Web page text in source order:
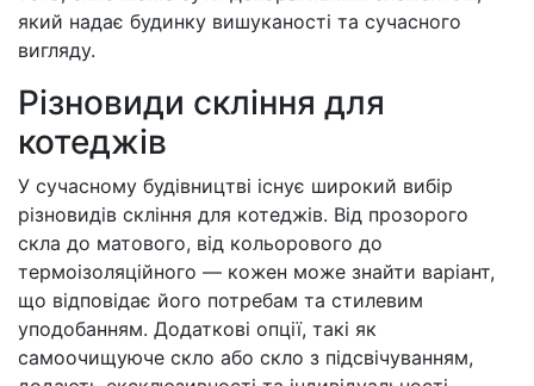
який надає будинку вишуканості та сучасного
вигляду.
Різновиди скління для
котеджів
У сучасному будівництві існує широкий вибір
різновидів скління для котеджів. Від прозорого
скла до матового, від кольорового до
термоізоляційного — кожен може знайти варіант,
що відповідає його потребам та стилевим
уподобанням. Додаткові опції, такі як
самоочищуюче скло або скло з підсвічуванням,